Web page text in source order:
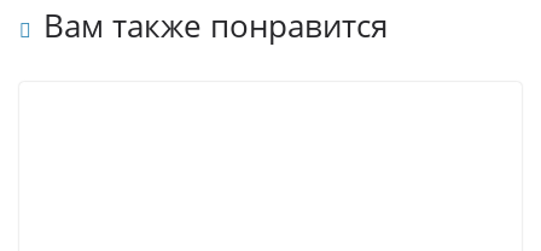
Вам также понравится